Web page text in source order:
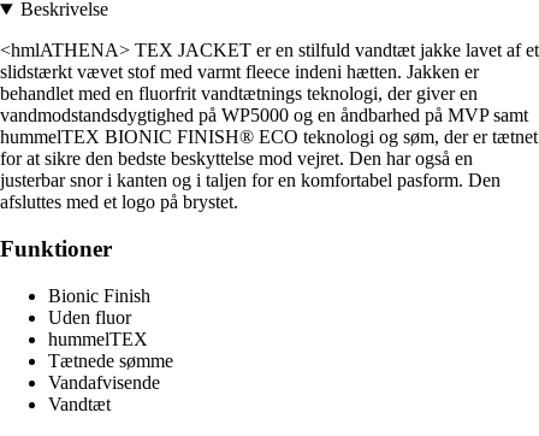
Beskrivelse
<hmlATHENA> TEX JACKET er en stilfuld vandtæt jakke lavet af et
slidstærkt vævet stof med varmt fleece indeni hætten. Jakken er
behandlet med en fluorfrit vandtætnings teknologi, der giver en
vandmodstandsdygtighed på WP5000 og en åndbarhed på MVP samt
hummelTEX BIONIC FINISH® ECO teknologi og søm, der er tætnet
for at sikre den bedste beskyttelse mod vejret. Den har også en
justerbar snor i kanten og i taljen for en komfortabel pasform. Den
afsluttes med et logo på brystet.
Funktioner
Bionic Finish
Uden fluor
hummelTEX
Tætnede sømme
Vandafvisende
Vandtæt